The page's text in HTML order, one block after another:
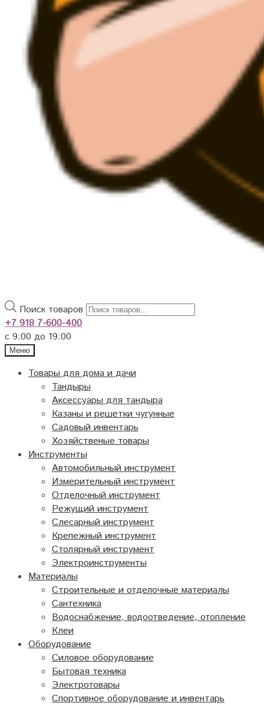
Поиск товаров
+7 918 7-600-400
с 9:00 до 19:00
Меню
Товары для дома и дачи
Тандыры
Аксессуары для тандыра
Казаны и решетки чугунные
Садовый инвентарь
Хозяйственые товары
Инструменты
Автомобильный инструмент
Измерительный инструмент
Отделочный инструмент
Режущий инструмент
Слесарный инструмент
Крепежный инструмент
Столярный инструмент
Электроинструменты
Материалы
Строительные и отделочные материалы
Сантехника
Водоснабжение, водоотведение, отопление
Клеи
Оборудование
Силовое оборудование
Бытовая техника
Электротовары
Спортивное оборудование и инвентарь